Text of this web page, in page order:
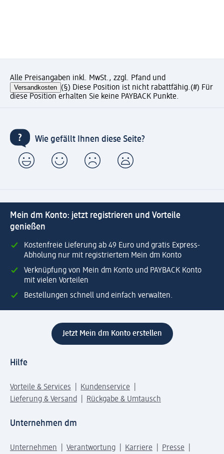
Alle Preisangaben inkl. MwSt., zzgl. Pfand und
Versandkosten (§) Diese Position ist nicht rabattfähig.(#) Für
diese Position erhalten Sie keine PAYBACK Punkte.
Wie gefällt Ihnen diese Seite?
Mein dm Konto: jetzt registrieren und Vorteile
genießen
Kostenfreie Lieferung ab 49 Euro und gratis Express-
Abholung nur mit registriertem Mein dm Konto
Verknüpfung von Mein dm Konto und PAYBACK Konto
mit vielen Vorteilen
Bestellungen schnell und einfach verwalten.
Jetzt Mein dm Konto erstellen
Hilfe
Vorteile & Services
Kundenservice
Lieferung & Versand
Rückgabe & Umtausch
Unternehmen dm
Unternehmen Verantwortung Karriere
Presse